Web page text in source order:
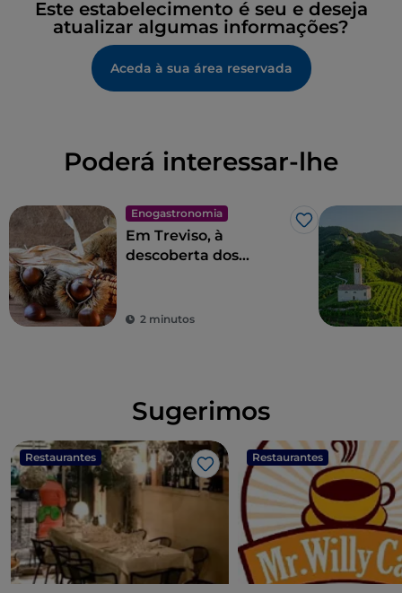
Este estabelecimento é seu e deseja
atualizar algumas informações?
Aceda à sua área reservada
Poderá interessar-lhe
Enogastronomia
Gosto
Em Treviso, à
descoberta dos
2 minutos
Sugerimos
Restaurantes
Gosto
Restaurantes